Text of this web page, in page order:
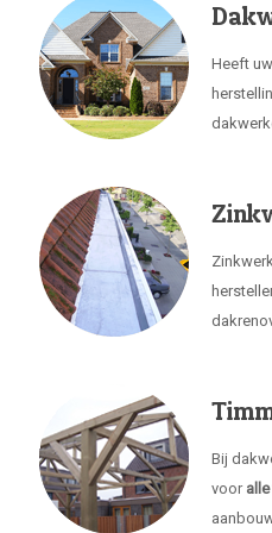
Heeft
Bij
voor